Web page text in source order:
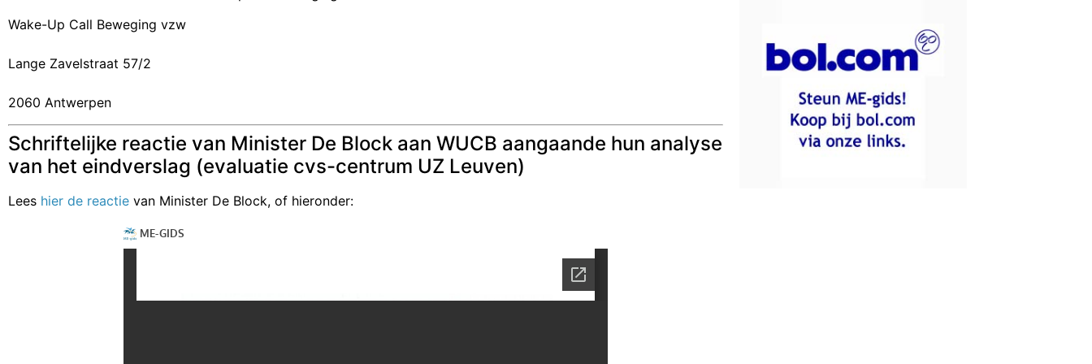
Wake-Up Call Beweging vzw
Lange Zavelstraat 57/2
2060 Antwerpen
Schriftelijke reactie van Minister De Block aan WUCB aangaande hun analyse
van het eindverslag (evaluatie cvs-centrum UZ Leuven)
Lees hier de reactie van Minister De Block, of hieronder: